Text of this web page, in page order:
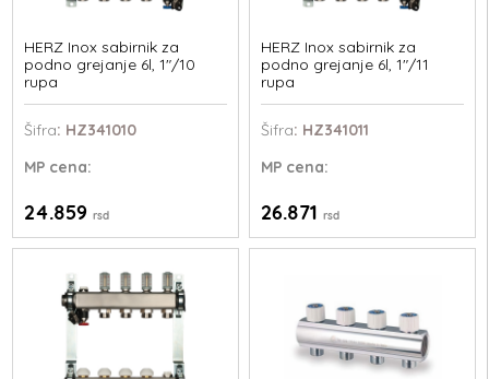
HERZ Inox sabirnik za
podno grejanje 6l, 1"/10
rupa
Šifra: HZ341010
MP cena:
24.859rsd
HERZ Inox sabirnik za
podno grejanje 6l, 1"/11
rupa
Šifra: HZ341011
MPcena:
26.871 rsd